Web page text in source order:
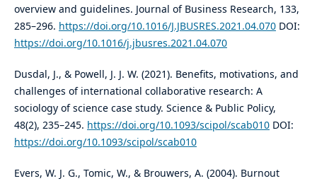
overview and guidelines. Journal of Business Research, 133,
285–296. https://doi.org/10.1016/J.JBUSRES.2021.04.070DOI:
https://doi.org/10.1016/j.jbusres.2021.04.070
Dusdal, J., & Powell, J. J. W. (2021). Benefits, motivations, and
challenges of international collaborative research: A
sociology of science case study. Science & Public Policy,
48(2), 235–245. https://doi.org/10.1093/scipol/scab010DOI:
https://doi.org/10.1093/scipol/scab010
Evers, W. J. G., Tomic, W., & Brouwers, A. (2004). Burnout